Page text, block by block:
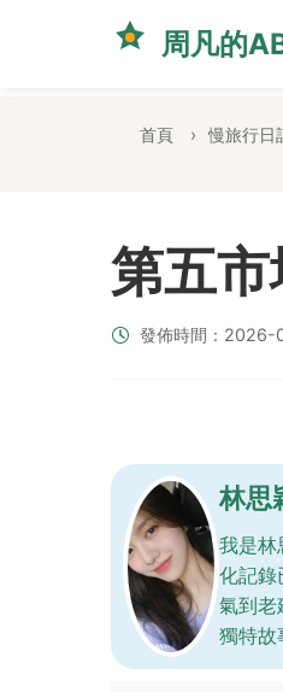
周凡的
首頁 慢旅行日
第五
發佈時間：2026-
林思
我是林
化記錄
氣到老
獨特故